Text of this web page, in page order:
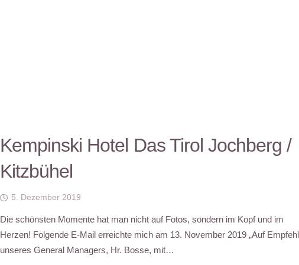
Kempinski Hotel Das Tirol Jochberg /
Kitzbühel
5. Dezember 2019
Die schönsten Momente hat man nicht auf Fotos, sondern im Kopf und im
Herzen! Folgende E-Mail erreichte mich am 13. November 2019 „Auf
unseres General Managers, Hr. Bosse, mit…